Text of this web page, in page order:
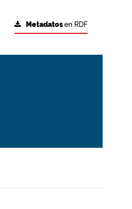
Metadatosen RDF